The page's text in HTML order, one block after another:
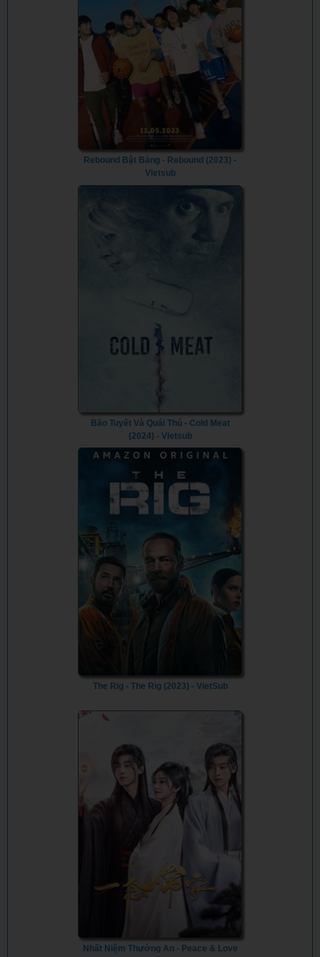
Rebound Bật Bảng - Rebound (2023) -
Vietsub
Bão Tuyết Và Quái Thú - Cold Meat
(2024) - Vietsub
The Rig - The Rig (2023) - VietSub
Nhất Niệm Thường An - Peace & Love